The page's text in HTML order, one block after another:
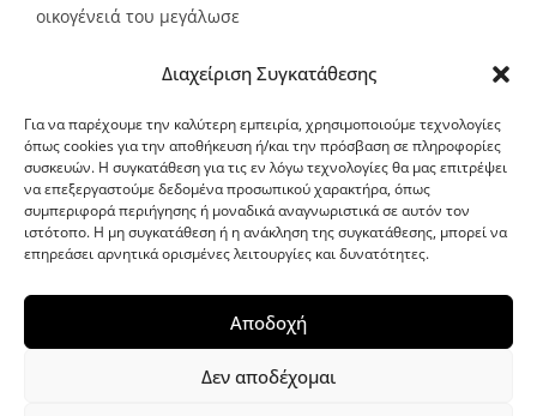
Διαχείριση Συγκατάθεσης
Για να παρέχουμε την καλύτερη εμπειρία, χρησιμοποιούμε τεχνολογίες
όπως cookies για την αποθήκευση ή/και την πρόσβαση σε πληροφορίες
συσκευών. Η συγκατάθεση για τις εν λόγω τεχνολογίες θα μας επιτρέψει
να επεξεργαστούμε δεδομένα προσωπικού χαρακτήρα, όπως
συμπεριφορά περιήγησης ή μοναδικά αναγνωριστικά σε αυτόν τον
ιστότοπο. Η μη συγκατάθεση ή η ανάκληση της συγκατάθεσης, μπορεί να
επηρεάσει αρνητικά ορισμένες λειτουργίες και δυνατότητες.
Αποδοχή
Δεν αποδέχομαι
οικογένειά του μεγάλωσε
G-point.gr